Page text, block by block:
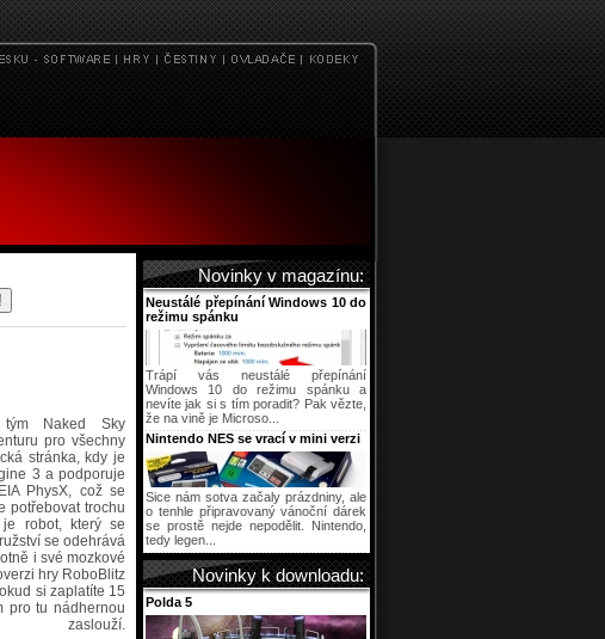
Naked Sky
pro všechny
stránka, kdy je
3 a podporuje
PhysX, což se
potřebovat trochu
robot, který se
se odehrává
i své mozkové
hry RoboBlitz
si zaplatíte 15
pro tu nádhernou
Novinky v magazínu:
Neustálé přepínání Windows 10 do
režimu spánku
Trápí vás neustálé přepínání
Windows 10 do režimu spánku a
nevíte jak si s tím poradit? Pak vězte,
že na vině je Microso...
Nintendo NES se vrací v mini verzi
Sice nám sotva začaly prázdniny, ale
o tenhle připravovaný vánoční dárek
se prostě nejde nepodělit. Nintendo,
tedy legen...
Novinky k downloadu:
Polda 5